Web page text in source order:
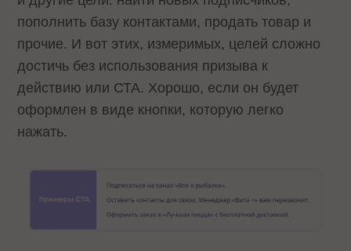
пополнить базу контактами, продать товар и
прочие. И вот этих, измеримых, целей сложно
достичь без использования призыва к
действию или СТА. Хорошо, если он будет
оформлен в виде кнопки, которую легко
нажать.